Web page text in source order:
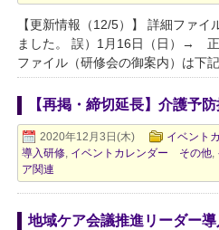
【更新情報（12/5）】 詳細ファ
ました。 誤）1月16日（日）→
ファイル（研修会の御案内）は下記
【再掲・締切延長】介護予
2020年12月3日(木)
イベント
導入研修 イベントカレンダー その他
ア関連
地域ケア会議推進リーダー